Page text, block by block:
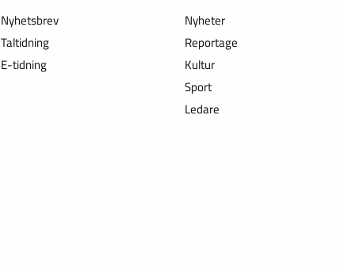
Nyhetsbrev
Taltidning
E-tidning
Nyheter
Reportage
Kultur
Sport
Ledare